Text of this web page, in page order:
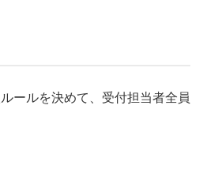
ールを決めて、受付担当者全員